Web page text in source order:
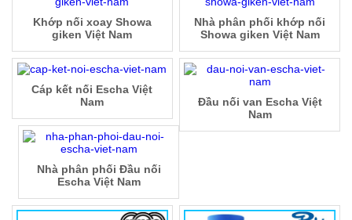
Nhà phân phối khớp nối
Showa giken Việt Nam
Khớp nối xoay Showa
giken Việt Nam
Đầu nối van Escha Việt
Nam
Cáp kết nối Escha Việt
Nam
Nhà phân phối Đầu nối
Escha Việt Nam